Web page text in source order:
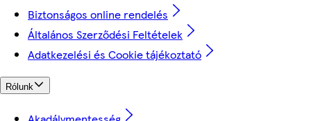
Biztonságos online rendelés
Általános Szerződési Feltételek
Adatkezelési és Cookie tájékoztató
Rólunk